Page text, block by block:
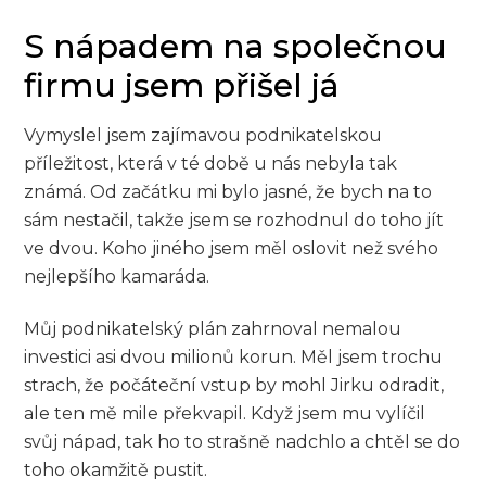
S nápadem na společnou
firmu jsem přišel já
Vymyslel jsem zajímavou podnikatelskou
příležitost, která v té době u nás nebyla tak
známá. Od začátku mi bylo jasné, že bych na to
sám nestačil, takže jsem se rozhodnul do toho jít
ve dvou. Koho jiného jsem měl oslovit než svého
nejlepšího kamaráda.
Můj podnikatelský plán zahrnoval nemalou
investici asi dvou milionů korun. Měl jsem trochu
strach, že počáteční vstup by mohl Jirku odradit,
ale ten mě mile překvapil. Když jsem mu vylíčil
svůj nápad, tak ho to strašně nadchlo a chtěl se do
toho okamžitě pustit.